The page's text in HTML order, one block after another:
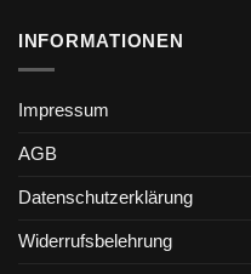
INFORMATIONEN
Impressum
AGB
Datenschutzerklärung
Widerrufsbelehrung